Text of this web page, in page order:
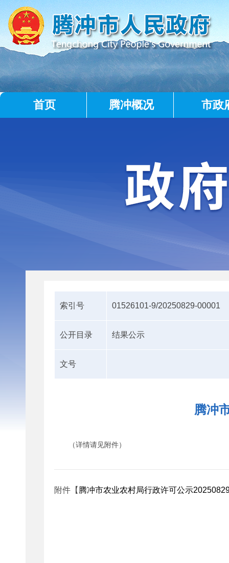
首页 腾冲概况 市政
索引号 01526101-9/20250829-00001
公开目录 结果公示
文号
腾冲
（详情请见附件）
附件【 腾冲市农业农村局行政许可公示